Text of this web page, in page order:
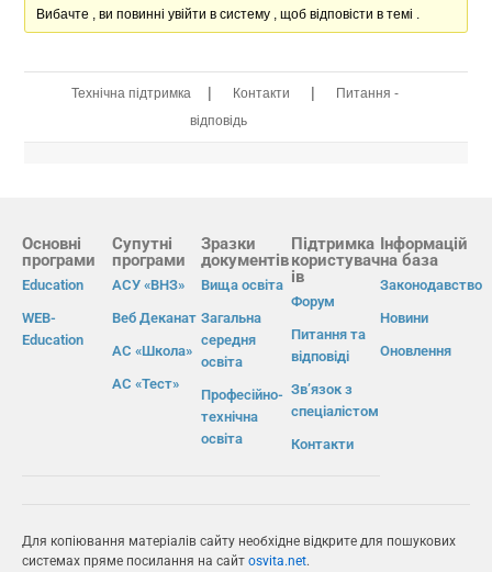
Вибачте , ви повинні увійти в систему , щоб відповісти в темі .
Технічна підтримка | Контакти |
Питання -
відповідь
Основні
програми
Education
WEB-
Education
Супутні
програми
АСУ «ВНЗ»
Веб Деканат
АС «Школа»
АС «Тест»
Зразки
документів
Вища освіта
Загальна
середня
освіта
Професійно-
технічна
освіта
Підтримка
користувач
ів
Форум
Питання та
відповіді
Зв’язок з
спеціалістом
Контакти
Інформацій
на база
Законодавство
Новини
Оновлення
Для копіювання матеріалів сайту необхідне відкрите для пошукових
системах пряме посилання на сайт osvita.net.